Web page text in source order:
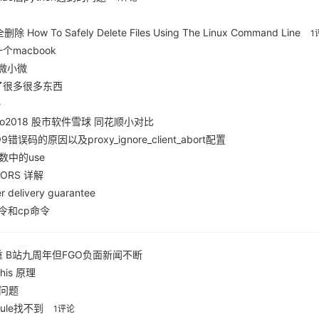
删除 How To Safely Delete Files Using The Linux Command Line 1
个macbook
小微
多很多东西
股市软件雪球 同花顺小对比
错误码的原因以及proxy_ignore_client_abort配置
中的use
详解
delivery guarantee
和cp命令
B站九周年但FGO负面新闻不断
原理
题
找不到
1评论